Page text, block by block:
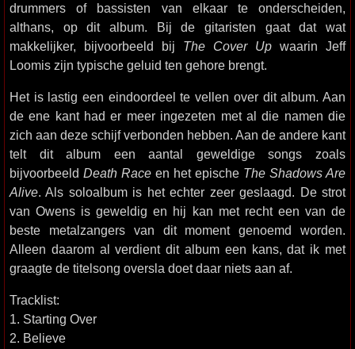
drummers of bassisten van elkaar te onderscheiden,
althans, op dit album. Bij de gitaristen gaat dat wat
makkelijker, bijvoorbeeld bij The Cover Up waarin Jeff
Loomis zijn typische geluid ten gehore brengt.
Het is lastig een eindoordeel te vellen over dit album. Aan
de ene kant had er meer ingezeten met al die namen die
zich aan deze schijf verbonden hebben. Aan de andere kant
telt dit album een aantal geweldige songs zoals
bijvoorbeeld Death Race en het epische The Shadows Are
Alive. Als soloalbum is het echter zeer geslaagd. De strot
van Owens is geweldig en hij kan met recht een van de
beste metalzangers van dit moment genoemd worden.
Alleen daarom al verdient dit album een kans, dat ik met
graagte de titelsong oversla doet daar niets aan af.
Tracklist:
1. Starting Over
2. Believe